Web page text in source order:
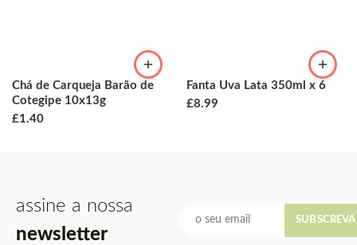
Chá de Carqueja Barão de
Cotegipe 10x13g
£1.40
Fanta Uva Lata 350ml x 6
£8.99
assine a nossa
newsletter
SUBSCREVA